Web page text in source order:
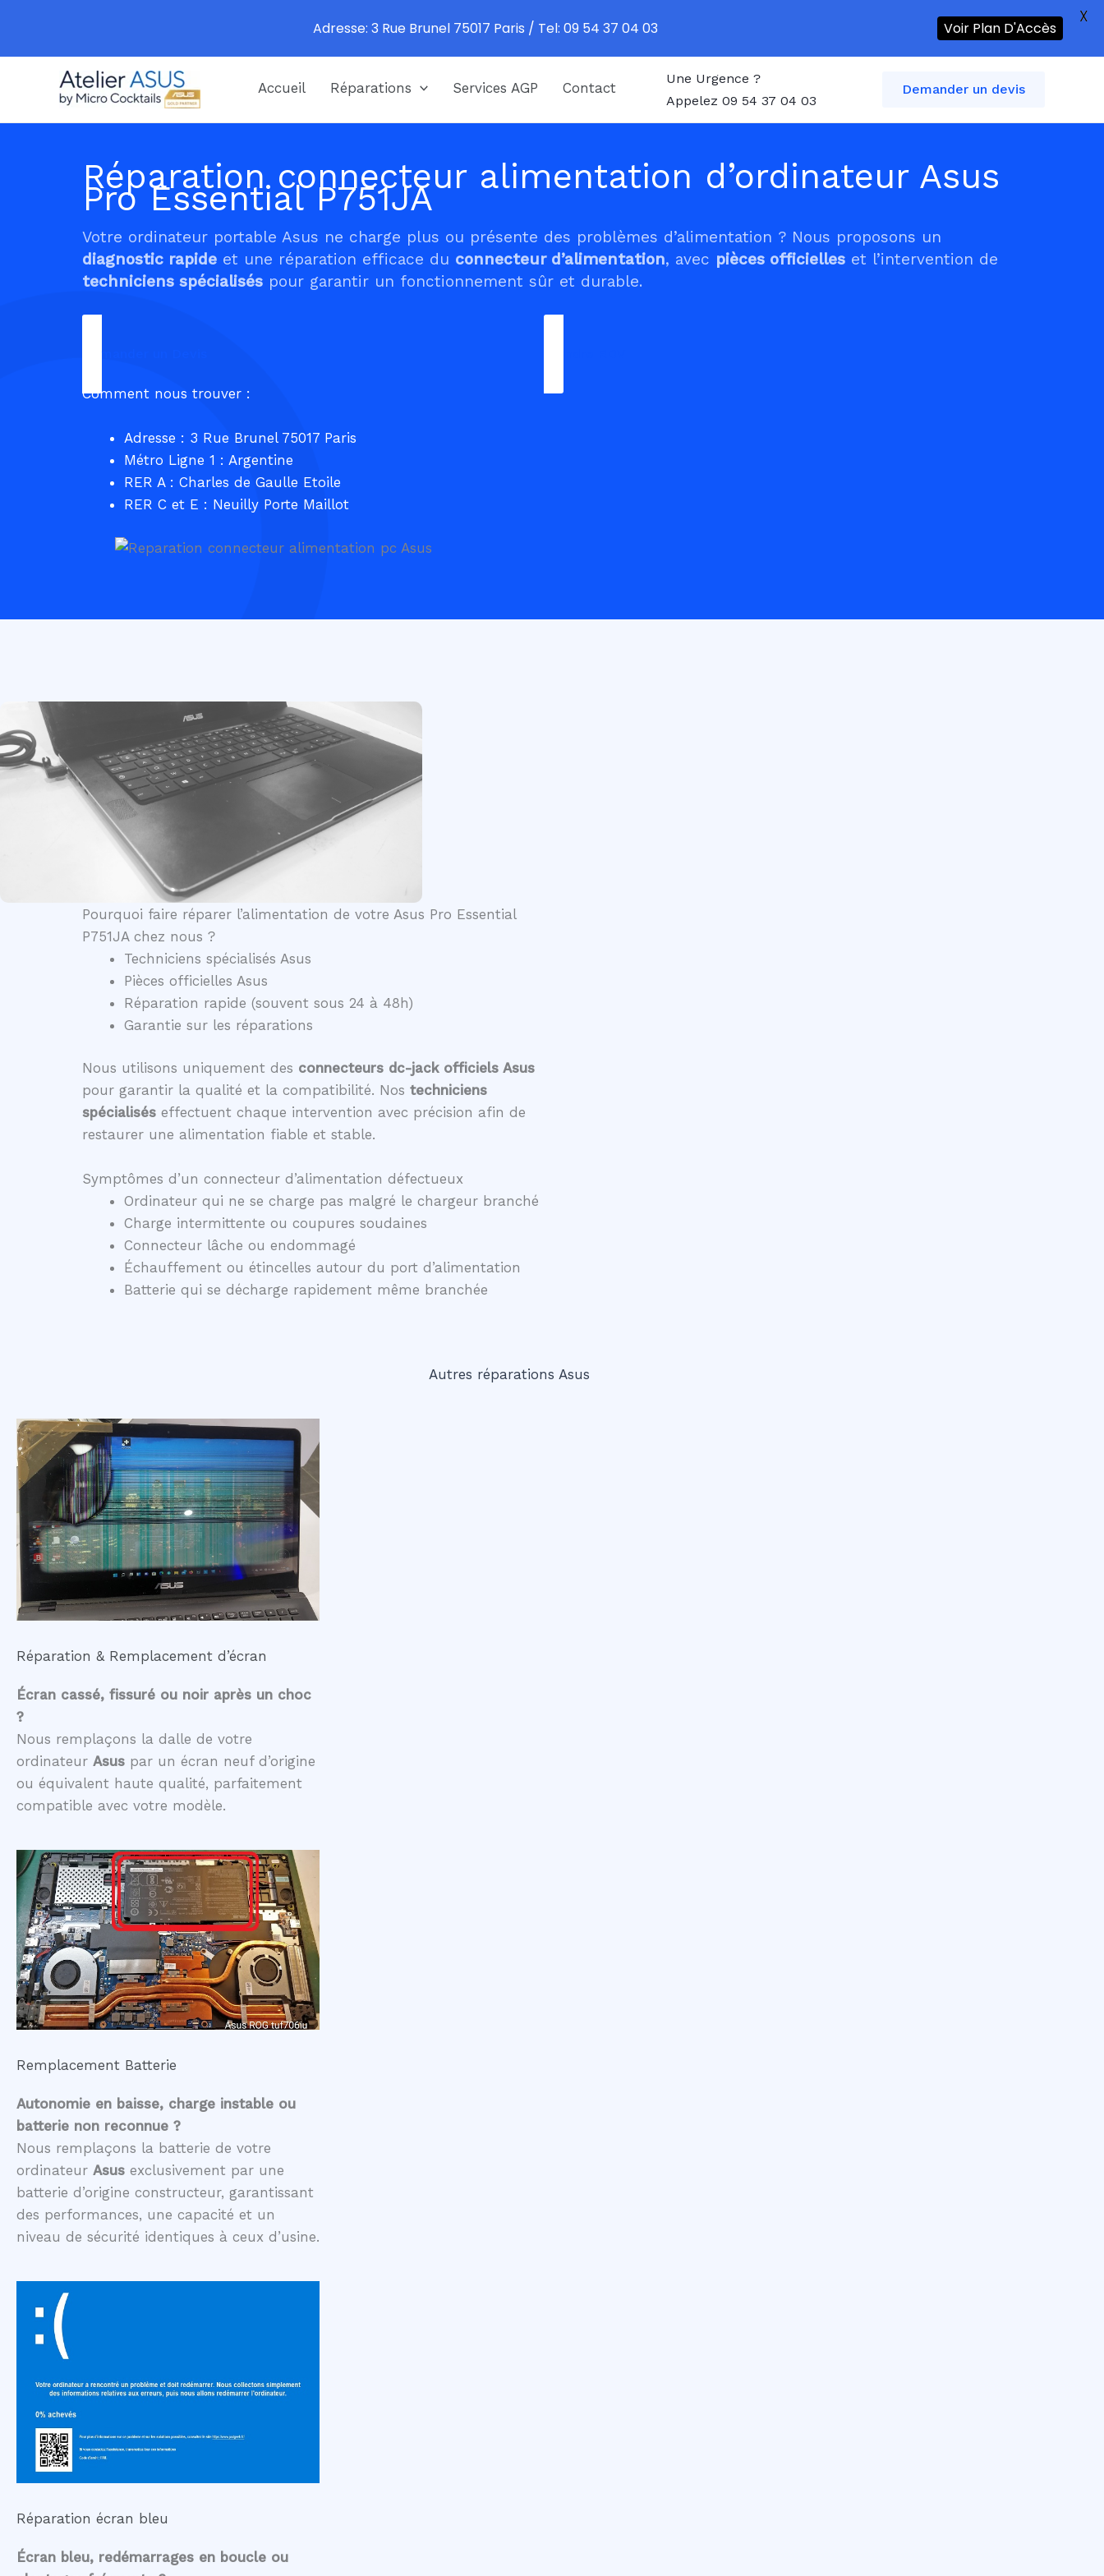
Accueil Réparations Services AGP Contact
Une Urgence ?
Appelez 09 54 37 04 03
Demander un devis
Réparation connecteur alimentation d’ordinateur Asus
Pro Essential P751JA
Votre ordinateur portable Asus ne charge plus ou présente des problèmes d’alimentation ? Nous proposons un
diagnostic rapide et une réparation efficace du connecteur d’alimentation, avec pièces officielles et l’intervention de
techniciens spécialisés pour garantir un fonctionnement sûr et durable.
Comment nous trouver :
Adresse : 3 Rue Brunel 75017 Paris
Métro Ligne 1 : Argentine
RER A : Charles de Gaulle Etoile
RER C et E : Neuilly Porte Maillot
Pourquoi faire réparer l’alimentation de votre Asus Pro Essential
P751JA chez nous ?
Techniciens spécialisés Asus
Pièces officielles Asus
Réparation rapide (souvent sous 24 à 48h)
Garantie sur les réparations
Nous utilisons uniquement des connecteurs dc-jack officiels Asus
pour garantir la qualité et la compatibilité. Nos techniciens
spécialisés effectuent chaque intervention avec précision afin de
restaurer une alimentation fiable et stable.
Symptômes d’un connecteur d’alimentation défectueux
Ordinateur qui ne se charge pas malgré le chargeur branché
Charge intermittente ou coupures soudaines
Connecteur lâche ou endommagé
Échauffement ou étincelles autour du port d’alimentation
Batterie qui se décharge rapidement même branchée
Autres réparations Asus
Réparation & Remplacement d’écran
Écran cassé, fissuré ou noir après un choc
?
Nous remplaçons la dalle de votre
ordinateur Asus par un écran neuf d’origine
ou équivalent haute qualité, parfaitement
compatible avec votre modèle.
Remplacement Batterie
Autonomie en baisse, charge instable ou
batterie non reconnue ?
Nous remplaçons la batterie de votre
ordinateur Asus exclusivement par une
batterie d’origine constructeur, garantissant
des performances, une capacité et un
niveau de sécurité identiques à ceux d’usine.
Réparation écran bleu
Écran bleu, redémarrages en boucle ou
Adresse: 3 Rue Brunel 75017 Paris / Tel: 09 54 37 04 03 Voir Plan D'Accès
X